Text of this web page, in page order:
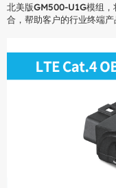
北美版GM500-U1G模组，
合，帮助客户的行业终端